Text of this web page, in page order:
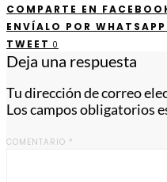
COMPARTE EN
ENVÍALO POR WHATSAPP
TWEET 0
Deja una respuesta
Tu dirección de correo
Los campos obligatorios
COMENTARIO *